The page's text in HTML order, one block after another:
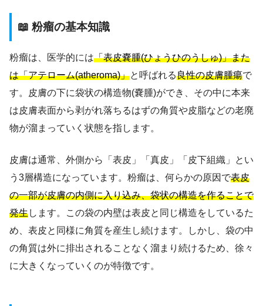
📖 粉瘤の基本知識
粉瘤は、医学的には「表皮嚢腫(ひょうひのうしゅ)」また
は「アテローム(atheroma)」と呼ばれる良性の皮膚腫瘍で
す。皮膚の下に袋状の構造物(嚢腫)ができ、その中に本来
は皮膚表面から剥がれ落ちるはずの角質や皮脂などの老廃
物が溜まっていく状態を指します。
皮膚は通常、外側から「表皮」「真皮」「皮下組織」とい
う3層構造になっています。粉瘤は、何らかの原因で表皮
の一部が皮膚の内側に入り込み、袋状の構造を作ることで
発生します。この袋の内壁は表皮と同じ構造をしているた
め、表皮と同様に角質を産生し続けます。しかし、袋の中
の角質は外に排出されることなく溜まり続けるため、徐々
に大きくなっていくのが特徴です。